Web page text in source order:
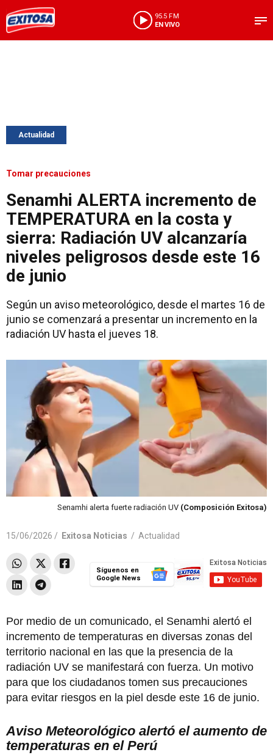
95.5 FM
EN VIVO
Actualidad
Tomar precauciones
Senamhi ALERTA incremento de
TEMPERATURA en la costa y
sierra: Radiación UV alcanzaría
niveles peligrosos desde este 16
de junio
Según un aviso meteorológico, desde el martes 16 de
junio se comenzará a presentar un incremento en la
radiación UV hasta el jueves 18.
Senamhi alerta fuerte radiación UV (Composición Exitosa)
15/06/2026 / Exitosa Noticias / Actualidad
Síguenos en
Google News
Por medio de un comunicado, el Senamhi alertó el
incremento de temperaturas en diversas zonas del
territorio nacional en las que la presencia de la
radiación UV se manifestará con fuerza. Un motivo
para que los ciudadanos tomen sus precauciones
para evitar riesgos en la piel desde este 16 de junio.
Aviso Meteorológico alertó el aumento de
temperaturas en el Perú